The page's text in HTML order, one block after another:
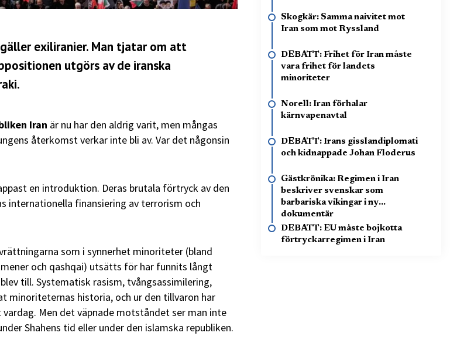
exiliranier. Man tjatar om att
utgörs av de iranska
Iran är nu har den aldrig varit, men mångas
återkomst verkar inte bli av. Var det någonsin
en introduktion. Deras brutala förtryck av den
internationella finansiering av terrorism och
som i synnerhet minoriteter (bland
och qashqai) utsätts för har funnits långt
till. Systematisk rasism, tvångsassimilering,
minoriteternas historia, och ur den tillvaron har
Men det väpnade motståndet ser man inte
Shahens tid eller under den islamska republiken.
Skogkär: Samma naivitet mot
Iran som mot Ryssland
DEBATT: Frihet för Iran måste
vara frihet för landets
minoriteter
Norell: Iran förhalar
kärnvapenavtal
DEBATT: Irans gisslandiplomati
och kidnappade Johan Floderus
Gästkrönika: Regimen i Iran
beskriver svenskar som
barbariska vikingar i ny
dokumentär
DEBATT: EU måste bojkotta
förtryckarregimen i Iran